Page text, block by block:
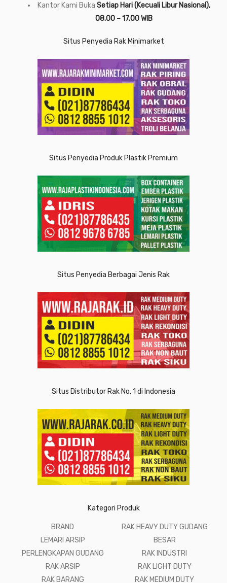
Kantor Kami Buka Setiap Hari (Kecuali Libur Nasional),
08.00 – 17.00 WIB
Situs Penyedia Rak Minimarket
Situs Penyedia Produk Plastik Premium
Situs Penyedia Berbagai Jenis Rak
Situs Distributor Rak No. 1 di Indonesia
Kategori Produk
BRAND
LEMARI ARSIP
PERLENGKAPAN GUDANG
RAK ARSIP
RAK BARANG
RAK HEAVY DUTY GUDANG
BESAR
RAK INDUSTRI
RAK LIGHT DUTY
RAK MEDIUM DUTY